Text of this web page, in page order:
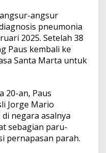
angsur
pneumonia
2025. Setelah 38
Paus kembali ke
Santa Marta untuk
20-an, Paus
Jorge Mario
negara asalnya
sebagian paru-
pernapasan parah.